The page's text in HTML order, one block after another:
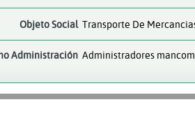
Objeto Social Transporte De
Administración Administradores